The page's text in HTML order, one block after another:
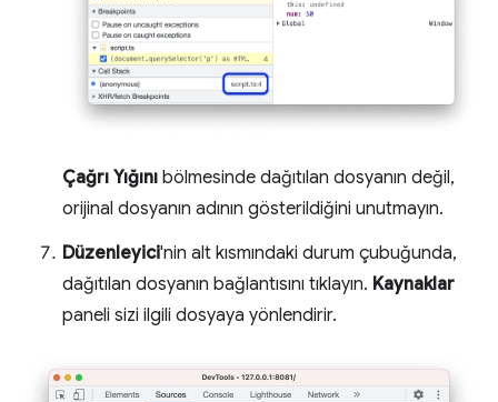
Çağrı Yığını bölmesinde dağıtılan dosyanın değil,
orijinal dosyanın adının gösterildiğini unutmayın.
Düzenleyici'nin alt kısmındaki durum çubuğunda,
dağıtılan dosyanın bağlantısını tıklayın. Kaynaklar
paneli sizi ilgili dosyaya yönlendirir.